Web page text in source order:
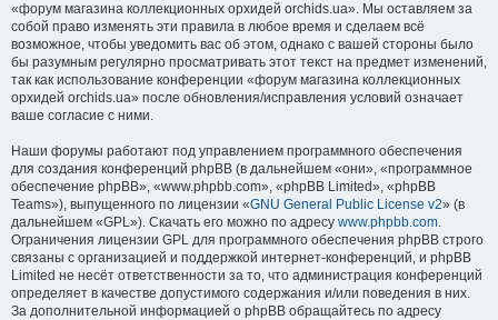
«форум магазина коллекционных орхидей orchids.ua». Мы оставляем за
собой право изменять эти правила в любое время и сделаем всё
возможное, чтобы уведомить вас об этом, однако с вашей стороны было
бы разумным регулярно просматривать этот текст на предмет изменений,
так как использование конференции «форум магазина коллекционных
орхидей orchids.ua» после обновления/исправления условий означает
ваше согласие с ними.
Наши форумы работают под управлением программного обеспечения
для создания конференций phpBB (в дальнейшем «они», «программное
обеспечение phpBB», «www.phpbb.com», «phpBB Limited», «phpBB
Teams»), выпущенного по лицензии «GNU General Public License v2» (в
дальнейшем «GPL»). Скачать его можно по адресу www.phpbb.com.
Ограничения лицензии GPL для программного обеспечения phpBB строго
связаны с организацией и поддержкой интернет-конференций, и phpBB
Limited не несёт ответственности за то, что администрация конференций
определяет в качестве допустимого содержания и/или поведения в них.
За дополнительной информацией о phpBB обращайтесь по адресу